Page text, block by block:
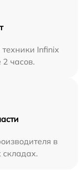
Infinix
часов.
в
складах.